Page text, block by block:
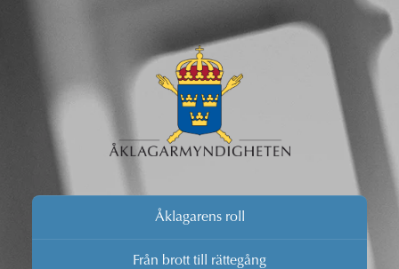
Åklagarens roll
Från brott till rättegång